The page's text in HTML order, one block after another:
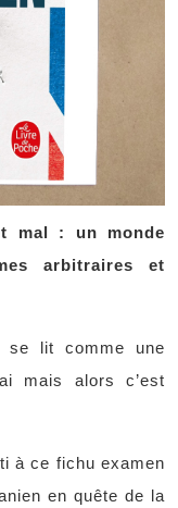
mal : un monde
arbitraires et
se lit comme une
mais alors c’est
à ce fichu examen
en quête de la